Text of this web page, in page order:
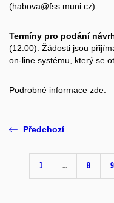
(habova@fss.muni.cz) .
Termíny pro podání
(12:00). Žádosti jsou
on-line systému, který se
Podrobné informace zde.
Předchozí
1 … 8 9